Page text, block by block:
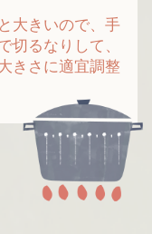
大きいので、手
切るなりして、
きさに適宜調整